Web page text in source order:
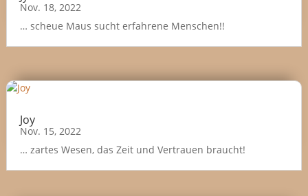
Nov. 18, 2022
… scheue Maus sucht erfahrene Menschen!!
Joy
Nov. 15, 2022
… zartes Wesen, das Zeit und Vertrauen braucht!